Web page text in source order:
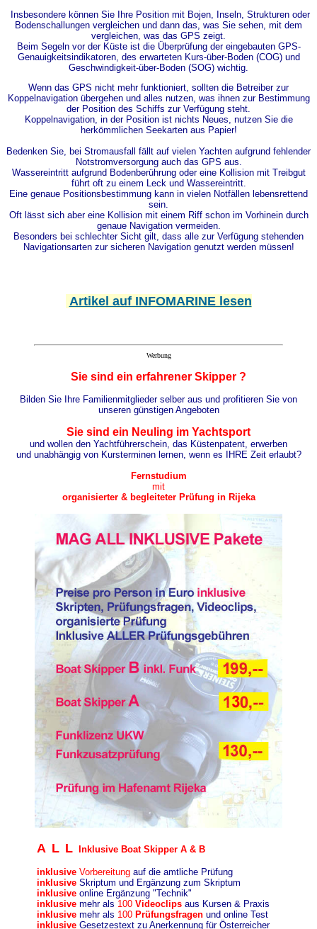
Insbesondere können Sie Ihre Position mit Bojen, Inseln, Strukturen oder
Bodenschallungen vergleichen und dann das, was Sie sehen, mit dem
vergleichen, was das GPS zeigt.
Beim Segeln vor der Küste ist die Überprüfung der eingebauten GPS-
Genauigkeitsindikatoren, des erwarteten Kurs-über-Boden (COG) und
Geschwindigkeit-über-Boden (SOG) wichtig.
Wenn das GPS nicht mehr funktioniert, sollten die Betreiber zur
Koppelnavigation übergehen und alles nutzen, was ihnen zur Bestimmung
der Position des Schiffs zur Verfügung steht.
Koppelnavigation, in der Position ist nichts Neues, nutzen Sie die
herkömmlichen Seekarten aus Papier!
Bedenken Sie, bei Stromausfall fällt auf vielen Yachten aufgrund fehlender
Notstromversorgung auch das GPS aus.
Wassereintritt aufgrund Bodenberührung oder eine Kollision mit Treibgut
führt oft zu einem Leck und Wassereintritt.
Eine genaue Positionsbestimmung kann in vielen Notfällen lebensrettend
sein.
Oft lässt sich aber eine Kollision mit einem Riff schon im Vorhinein durch
genaue Navigation vermeiden.
Besonders bei schlechter Sicht gilt, dass alle zur Verfügung stehenden
Navigationsarten zur sicheren Navigation genutzt werden müssen!
Artikel auf INFOMARINE lesen
Werbung
Sie sind ein erfahrener Skipper ?
Bilden Sie Ihre Familienmitglieder selber aus und profitieren Sie von
unseren günstigen Angeboten
Sie sind ein Neuling im Yachtsport
und wollen den Yachtführerschein, das Küstenpatent, erwerben
und unabhängig von Kursterminen lernen, wenn es IHRE Zeit erlaubt?
Fernstudium
mit
organisierter & begleiteter Prüfung in Rijeka
ALL nklusive Boat Skipper A & B
inklusive Vorbereitung auf die amtliche Prüfung
inklusive Skriptum und Ergänzung zum Skriptum
inklusive online Ergänzung "Technik"
inklusive mehr als 100 Videoclips aus Kursen & Praxis
inklusive mehr als 100 Prüfungsfragen und online Test
inklusive Gesetzestext zu Anerkennung für Österreicher